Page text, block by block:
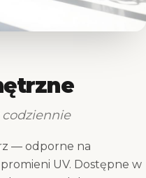
— odporne na
UV. Dostępne w